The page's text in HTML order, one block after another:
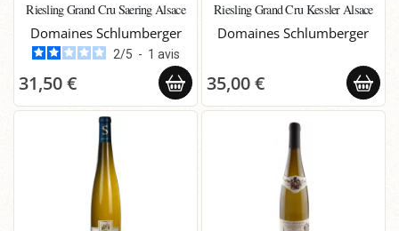
Riesling Grand Cru Saering Alsace
Domaines Schlumberger
2/5 - 1 avis
31,50 €
Riesling Grand Cru Kessler Alsace
Domaines Schlumberger
35,00 €